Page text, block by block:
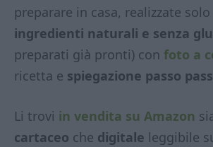
preparare in casa, realizzate
ingredienti naturali e senza
preparati già pronti) con foto a
ricetta e spiegazione passo
Li trovi in vendita su Amazon
cartaceo che digitale leggibile